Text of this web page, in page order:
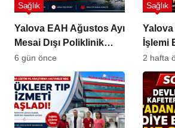
Yalova EAH Ağustos Ayı
Mesai Dışı Poliklinik
Takvimini Açıkladı
Sağlık
6 gün önce
Yalova
İşlemi
Sağlık
2 hafta